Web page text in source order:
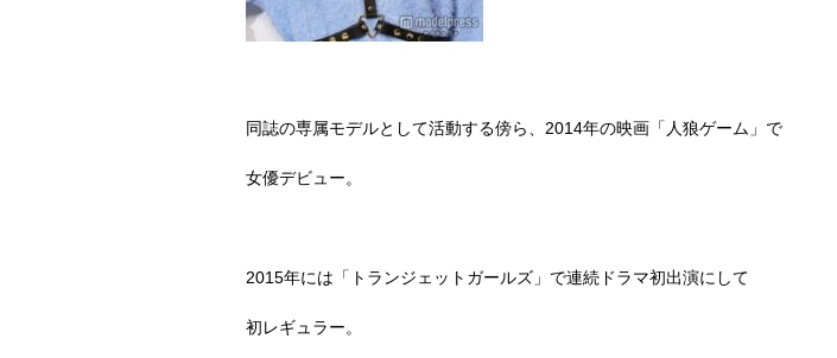
同誌の専属モデルとして活動する傍ら、 2014年の映画「人狼ゲーム」で
女優デビュー。
2015年には「トランジェットガールズ」で連続ドラマ初出演にして
初レギュラー。